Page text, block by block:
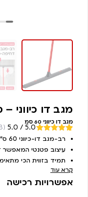
מגב דו כיווני –
מגב דו כיווני 60 סמ
מדורגים
5 מבוסס על
3
דירוגים של
5.0 / 5.0
(3)
רב-מגב דו-כיווני 60 ס”מ מתאים לכל סוגי המשטחים
עיצוב פטנטי המאפשר
תמיד בזווית הכי
קרא עוד
אפשרויות רכישה